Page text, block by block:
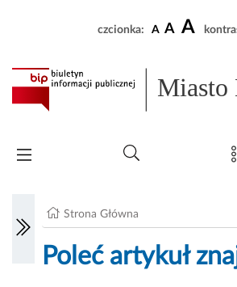
czcionka: A A A
Miasto
Strona Główna
Poleć artykuł